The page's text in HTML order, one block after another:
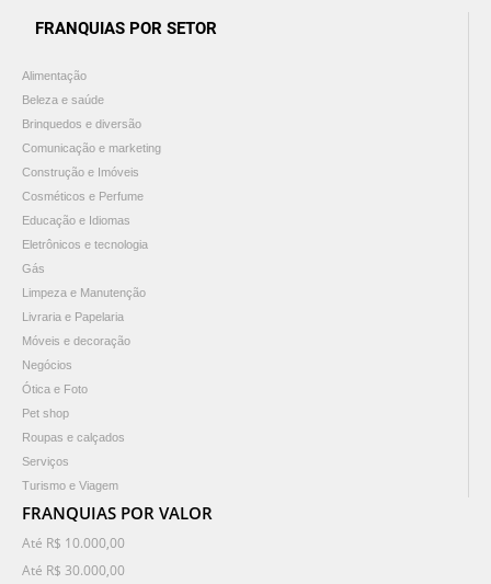
FRANQUIAS POR SETOR
Alimentação
Beleza e saúde
Brinquedos e diversão
Comunicação e marketing
Construção e Imóveis
Cosméticos e Perfume
Educação e Idiomas
Eletrônicos e tecnologia
Gás
Limpeza e Manutenção
Livraria e Papelaria
Móveis e decoração
Negócios
Ótica e Foto
Pet shop
Roupas e calçados
Serviços
Turismo e Viagem
FRANQUIAS POR VALOR
Até R$ 10.000,00
Até R$ 30.000,00